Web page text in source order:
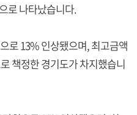
로 나타났습니다.
로 13% 인상됐으며, 최고금액
책정한 경기도가 차지했습니